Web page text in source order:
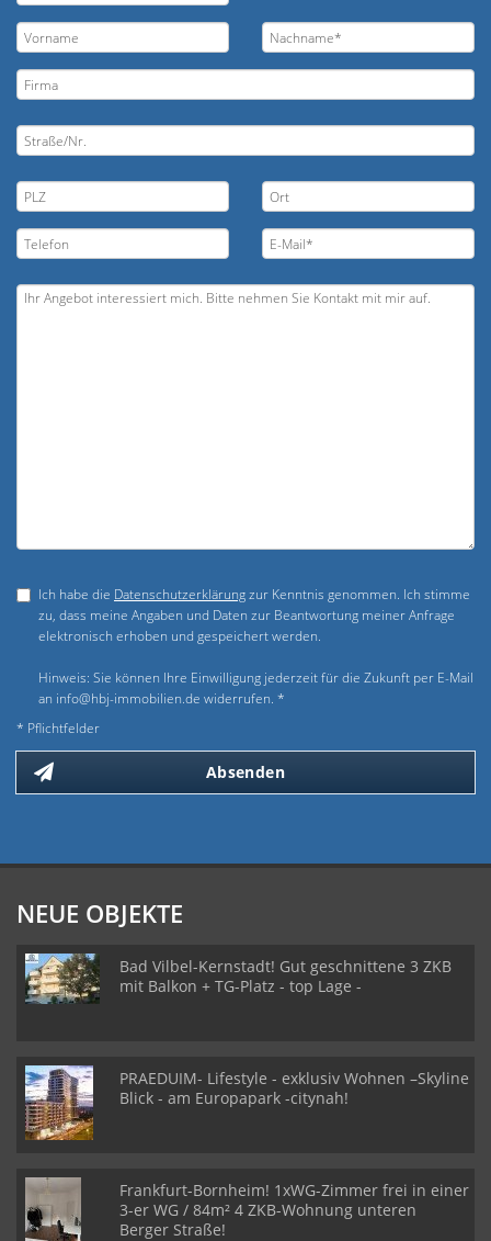
Ich habe die Datenschutzerklärungzur Kenntnis genommen. Ich stimme
zu, dass meine Angaben und Daten zur Beantwortung meiner Anfrage
elektronisch erhoben und gespeichert werden.
Hinweis: Sie können Ihre Einwilligung jederzeit für die Zukunft per E-Mail
an info@hbj-immobilien.de widerrufen. *
* Pflichtfelder
Absenden
NEUE OBJEKTE
Bad Vilbel-Kernstadt! Gut geschnittene 3 ZKB
mit Balkon + TG-Platz - top Lage -
PRAEDUIM- Lifestyle - exklusiv Wohnen –Skyline
Blick - am Europapark -citynah!
Frankfurt-Bornheim! 1xWG-Zimmer frei in einer
3-er WG / 84m² 4 ZKB-Wohnung unteren
Berger Straße!